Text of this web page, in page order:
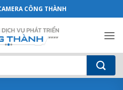
ngoại 2.0
CÔNG THÀNH